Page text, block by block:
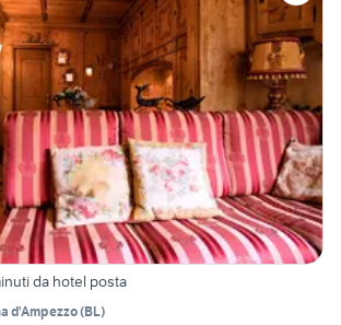
da hotel posta
d'Ampezzo(BL)